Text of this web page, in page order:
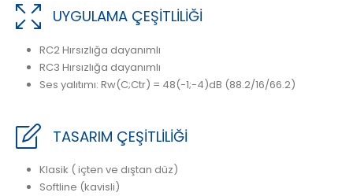
UYGULAMA ÇEŞİTLİLİĞİ
RC2 Hırsızlığa dayanımlı
RC3 Hırsızlığa dayanımlı
Ses yalıtımı: Rw(C;Ctr) = 48(-1;-4)dB (88.2/16/66.2)
TASARIM ÇEŞİTLİLİĞİ
Klasik ( içten ve dıştan düz)
Softline (kavisli)